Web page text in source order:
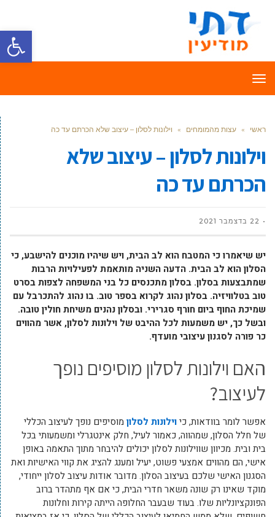
פתח
תפריט
ראשי » עצות מהמומחים » וילונות לסלון – עיצוב שלא הכרתם עד כה
וילונות לסלון – עיצוב שלא
הכרתם עד כה
22 בדצמבר 2021
יש שיאמרו כי המטבח הוא לב הבית, ויש שיהיו מוכנים להישבע, כי
הסלון הוא לב הבית. הדעה השניה מותאמת לפעילויות הרבות
שמתבצעות בסלון. בסלון מתכנסים כל בני המשפחה לצפות בסרט
טוב בטלוויזיה. בסלון נהוג לקרוא בספר טוב. בו נהוג להתכרבל עם
שמיכת החוף ביום חורף סגרירי. ובסלון נהנים משיחת חולין טובה.
ובשל כך, יש משמעות לכל ההיבט של וילונות לסלון, אשר מהווים
כר פורה לסגנון עיצובי מועדף.
האם וילונות לסלון מוסיפים נופך
לעיצוב?
אפשר לומר בוודאות, כיוילונות לסלון מוסיפים נופך לעיצוב הכללי
של חלל הסלון, שמהווה, כאמור לעיל, חלק אינטגרלי ומשמעותי בכל
בית ובית. מכיוון שווילונות לסלון יכולים להיבחר מתוך התאמה באופן
אישי, הם מהווים אמצעי פשוט, יעיל ומענג להציג את קווי האישיות ואת
הסגנון האישי שלכם בעיצוב הסלון. מדובר אודות עיצוב לסלון ייחודי,
מוקד שאינו רק שונה משאר חדרי הבית, כי אם אף מתהדר ברוב
הפונקציונליות שלו. בעוד שבעבר החלופה הייתה קירות וחלונות